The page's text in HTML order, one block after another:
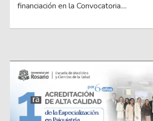
financiación en la Convocatoria....